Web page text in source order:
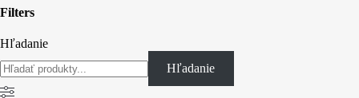
Filters
Close
Filters
Hľadanie
Hľadanie